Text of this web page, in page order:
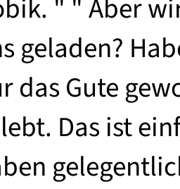
" " Aber
geladen?
das Gute
Das ist